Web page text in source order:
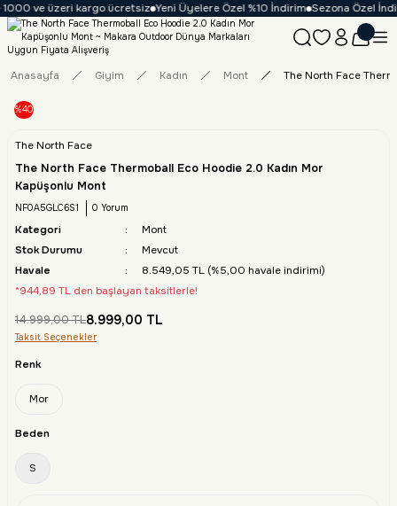
ve üzeri kargo ücretsiz Yeni Üyelere Özel %10 İndirim Sezona Özel
Anasayfa Giyim Kadın Mont The North Face
%40
The North Face
The North Face Thermoball Eco Hoodie 2.0 Kadın Mor
Kapüşonlu Mont
NF0A5GLC6S1 0 Yorum
Kategori
Mont
Stok Durumu
Mevcut
Havale
8.549,05 TL (%5,00 havale indirimi)
*944,89 TL den başlayan taksitlerle!
14.999,00 TL8.999,00 TL
Taksit Seçenekler
Renk
Mor
Beden
S